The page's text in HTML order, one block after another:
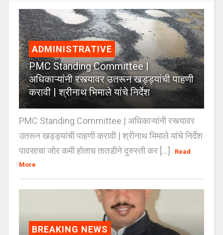
ADMINISTRATIVE
PMC Standing Committee |
अधिकाऱ्यांनी रस्त्यावर उतरून खड्ड्यांची पाहणी
करावी | श्रीनाथ भिमाले यांचे निर्देश
PMC Standing Committee | अधिकाऱ्यांनी रस्त्यावर
उतरून खड्ड्यांची पाहणी करावी | श्रीनाथ भिमाले यांचे निर्देश
पावसाचा जोर कमी होताच तातडीने दुरुस्ती कर [...]
Read
More
BREAKING NEWS